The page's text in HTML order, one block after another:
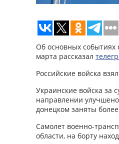
Об основных событиях
марта рассказал
Российские войска
Украинские войска за
направлении
донецком заняты
Самолет военно-
области, на борту